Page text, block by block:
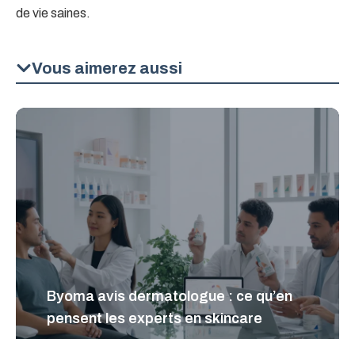
de vie saines.
Vous aimerez aussi
Byoma avis dermatologue : ce qu’en
pensent les experts en skincare